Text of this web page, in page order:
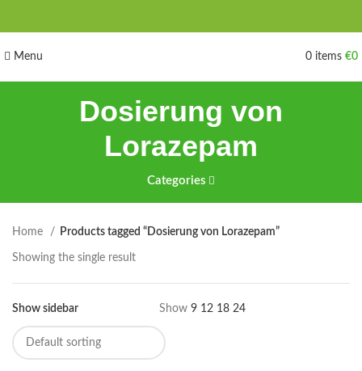
Menu 0 items €0
Dosierung von
Lorazepam
Categories
Home Products tagged “Dosierung von Lorazepam”
Showing the single result
Show sidebar Show 9 12 18 24